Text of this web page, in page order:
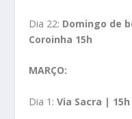
Dia 22: Domingo de
Coroinha 15h
MARÇO:
Dia 1:Via Sacra | 15h